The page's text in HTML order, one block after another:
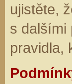
ujistěte,
s dalšími
pravidla,